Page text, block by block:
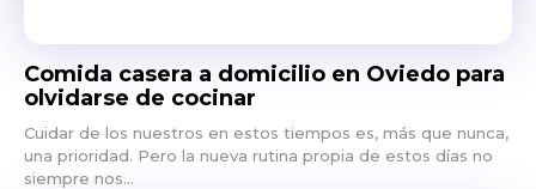
Comida casera a domicilio en Oviedo para
olvidarse de cocinar
Cuidar de los nuestros en estos tiempos es, más que nunca,
una prioridad. Pero la nueva rutina propia de estos días no
siempre nos...